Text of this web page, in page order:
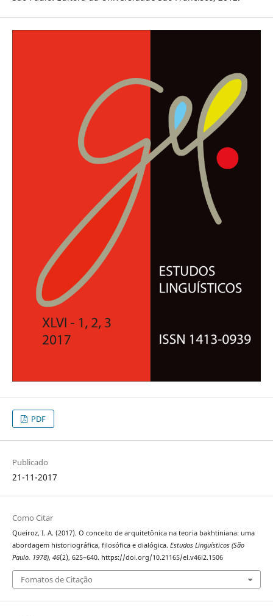
PDF
Publicado
21-11-2017
Como Citar
Queiroz, I. A. (2017). O conceito de arquitetônica na teoria bakhtiniana: uma
abordagem historiográfica, filosófica e dialógica. Estudos Linguísticos (São
Paulo. 1978), 46(2), 625–640. https://doi.org/10.21165/el.v46i2.1506
Fomatos de Citação